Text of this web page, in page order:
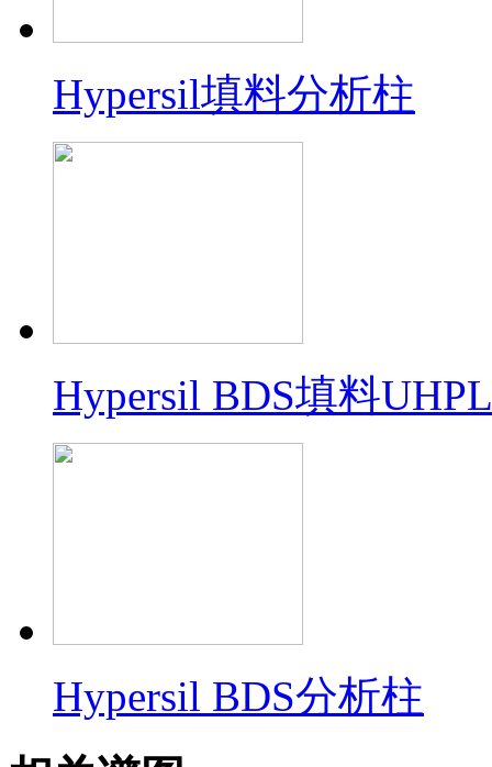
Hypersil填料分析柱
Hypersil BDS填料
Hypersil BDS分析柱